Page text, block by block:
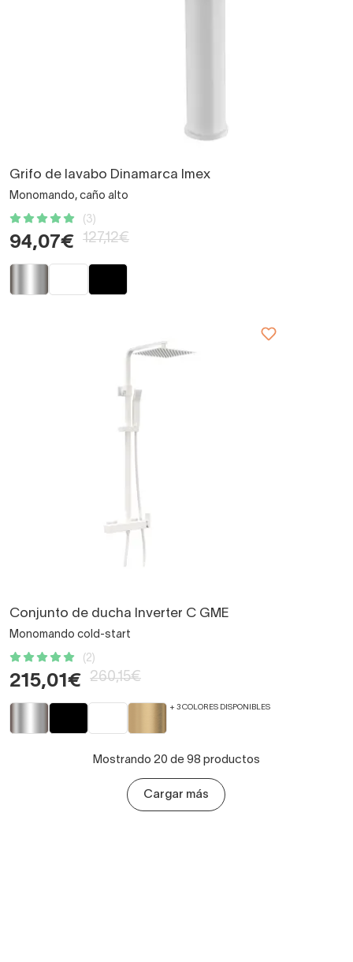
Grifo de lavabo Dinamarca Imex
Monomando, caño alto
(3)
94,07€ 127,12€
Conjunto de ducha Inverter C GME
Monomando cold-start
(2)
215,01€ 260,15€
+ 3 COLORES DISPONIBLES
Mostrando 20 de 98 productos
Cargar más